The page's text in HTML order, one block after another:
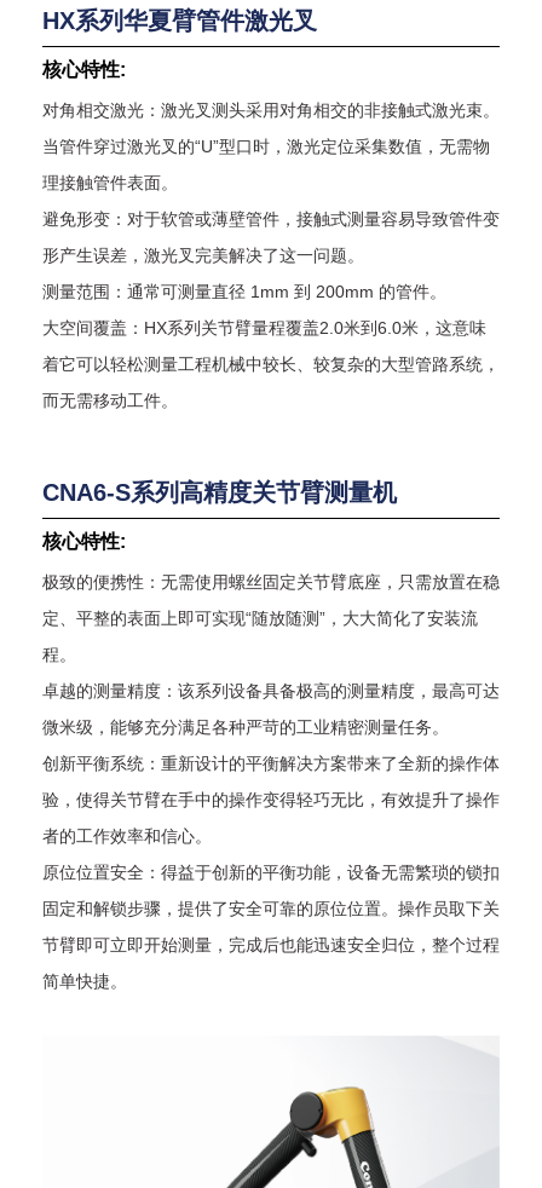
HX系列华夏臂管件激光叉
核心特性:
对角相交激光：激光叉测头采用对角相交的非接触式激光束。
当管件穿过激光叉的“U”型口时，激光定位采集数值，无需物
理接触管件表面。
避免形变：对于软管或薄壁管件，接触式测量容易导致管件变
形产生误差，激光叉完美解决了这一问题。
测量范围：通常可测量直径 1mm 到 200mm 的管件。
大空间覆盖：HX系列关节臂量程覆盖2.0米到6.0米，这意味
着它可以轻松测量工程机械中较长、较复杂的大型管路系统，
而无需移动工件。
CNA6-S系列高精度关节臂测量机
核心特性:
极致的便携性：无需使用螺丝固定关节臂底座，只需放置在稳
定、平整的表面上即可实现“随放随测”，大大简化了安装流
程。
卓越的测量精度：该系列设备具备极高的测量精度，最高可达
微米级，能够充分满足各种严苛的工业精密测量任务。
创新平衡系统：重新设计的平衡解决方案带来了全新的操作体
验，使得关节臂在手中的操作变得轻巧无比，有效提升了操作
者的工作效率和信心。
原位位置安全：得益于创新的平衡功能，设备无需繁琐的锁扣
固定和解锁步骤，提供了安全可靠的原位位置。操作员取下关
节臂即可立即开始测量，完成后也能迅速安全归位，整个过程
简单快捷。